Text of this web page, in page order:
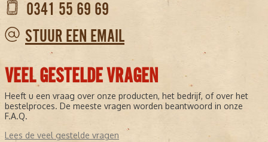
0341 55 69 69
STUUR EEN EMAIL
VEEL GESTELDE VRAGEN
Heeft u een vraag over onze producten, het bedrijf, of over het
bestelproces. De meeste vragen worden beantwoord in onze
F.A.Q.
Lees de veel gestelde vragen